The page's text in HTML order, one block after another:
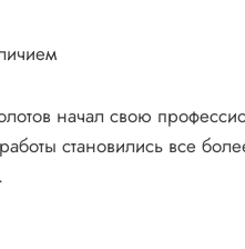
начал свою
становились все